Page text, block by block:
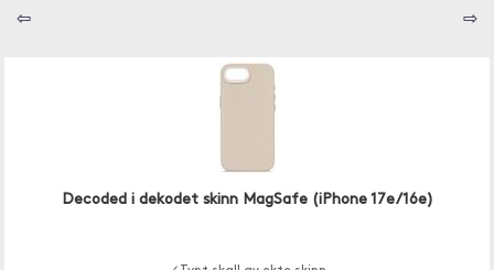
⇦ ⇨
Decoded i dekodet skinn MagSafe (iPhone 17e/16e)